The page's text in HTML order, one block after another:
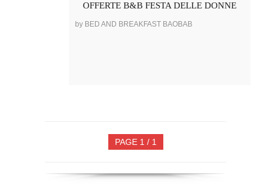
OFFERTE B&B FESTA DELLE DONNE
by BED AND BREAKFAST BAOBAB
PAGE 1 / 1